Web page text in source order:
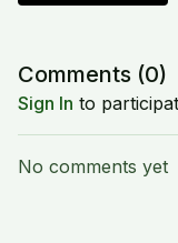
Comments (0)
Sign In to
No comments yet